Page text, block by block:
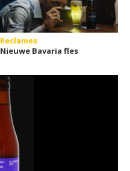
Reclames
Nieuwe Bavaria fles